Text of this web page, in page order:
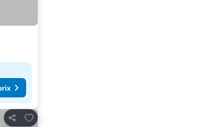
Partager
Ajouter à mes favoris